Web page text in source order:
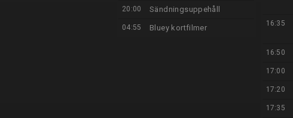
20:00 Sändningsuppehåll
04:55 Bluey kortfilmer 16:35
16:50
17:00
17:20
17:35